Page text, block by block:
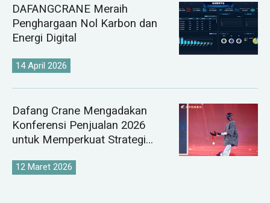
DAFANGCRANE Meraih
Penghargaan Nol Karbon dan
Energi Digital
14 April 2026
Dafang Crane Mengadakan
Konferensi Penjualan 2026
untuk Memperkuat Strategi
12 Maret 2026